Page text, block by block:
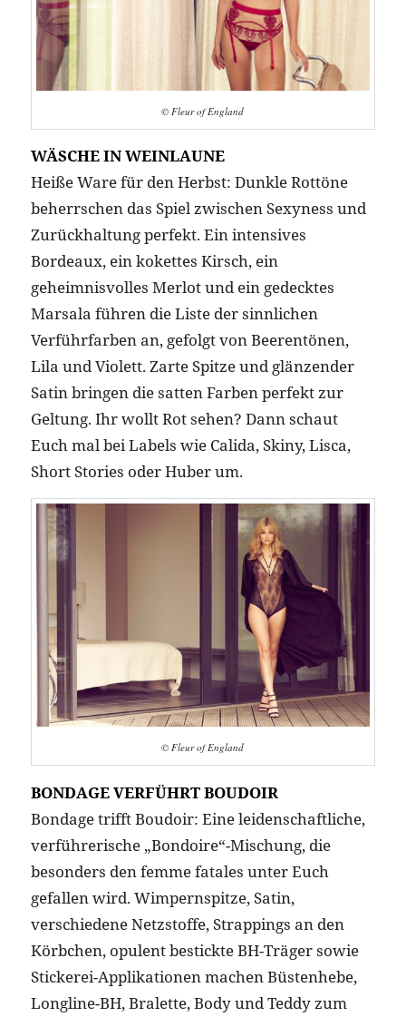
© Fleur of England
WÄSCHE IN WEINLAUNE
Heiße Ware für den Herbst: Dunkle Rottöne
beherrschen das Spiel zwischen Sexyness und
Zurückhaltung perfekt. Ein intensives
Bordeaux, ein kokettes Kirsch, ein
geheimnisvolles Merlot und ein gedecktes
Marsala führen die Liste der sinnlichen
Verführfarben an, gefolgt von Beerentönen,
Lila und Violett. Zarte Spitze und glänzender
Satin bringen die satten Farben perfekt zur
Geltung. Ihr wollt Rot sehen? Dann schaut
Euch mal bei Labels wie Calida, Skiny, Lisca,
Short Stories oder Huber um.
© Fleur of England
BONDAGE VERFÜHRT BOUDOIR
Bondage trifft Boudoir: Eine leidenschaftliche,
verführerische „Bondoire“-Mischung, die
besonders den femme fatales unter Euch
gefallen wird. Wimpernspitze, Satin,
verschiedene Netzstoffe, Strappings an den
Körbchen, opulent bestickte BH-Träger sowie
Stickerei-Applikationen machen Büstenhebe,
Longline-BH, Bralette, Body und Teddy zum